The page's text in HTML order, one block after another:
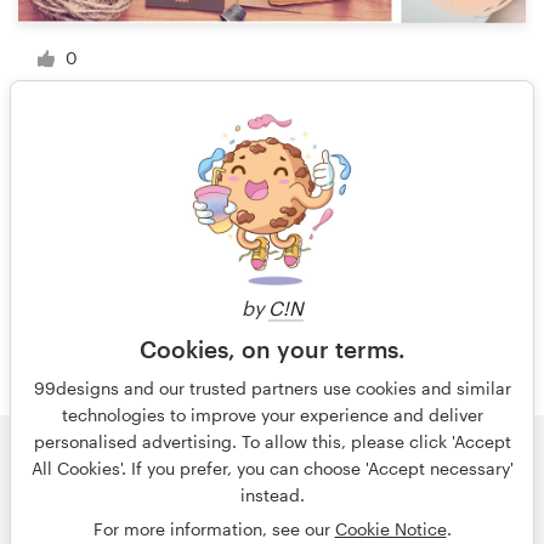
by C!N
Cookies, on your terms.
99designs and our trusted partners use cookies and similar
technologies to improve your experience and deliver
personalised advertising. To allow this, please click 'Accept
All Cookies'. If you prefer, you can choose 'Accept necessary'
instead.
For more information, see our Cookie Notice.
0
1 van 2
© 99designs
door Vista
Algemene voorwaarden